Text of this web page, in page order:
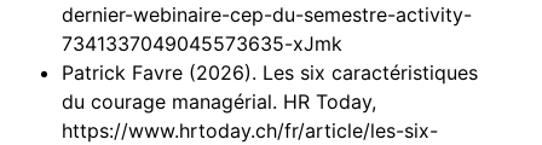
dernier-webinaire-cep-du-semestre-activity-
7341337049045573635-xJmk
Patrick Favre (2026). Les six caractéristiques
du courage managérial. HR Today,
https://www.hrtoday.ch/fr/article/les-six-